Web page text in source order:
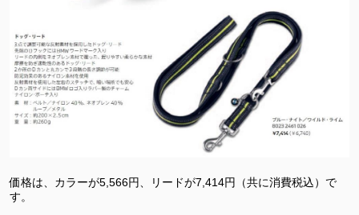
価格は、カラーが5,566円、リードが7,414円（共に消費税込）で
す。